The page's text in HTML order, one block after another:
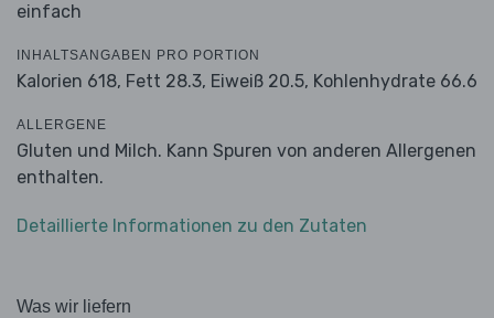
einfach
INHALTSANGABEN PRO PORTION
Kalorien 618, Fett 28.3, Eiweiß 20.5, Kohlenhydrate 66.6
ALLERGENE
Gluten und Milch. Kann Spuren von anderen Allergenen
enthalten.
Detaillierte Informationen zu den Zutaten
Was wir liefern